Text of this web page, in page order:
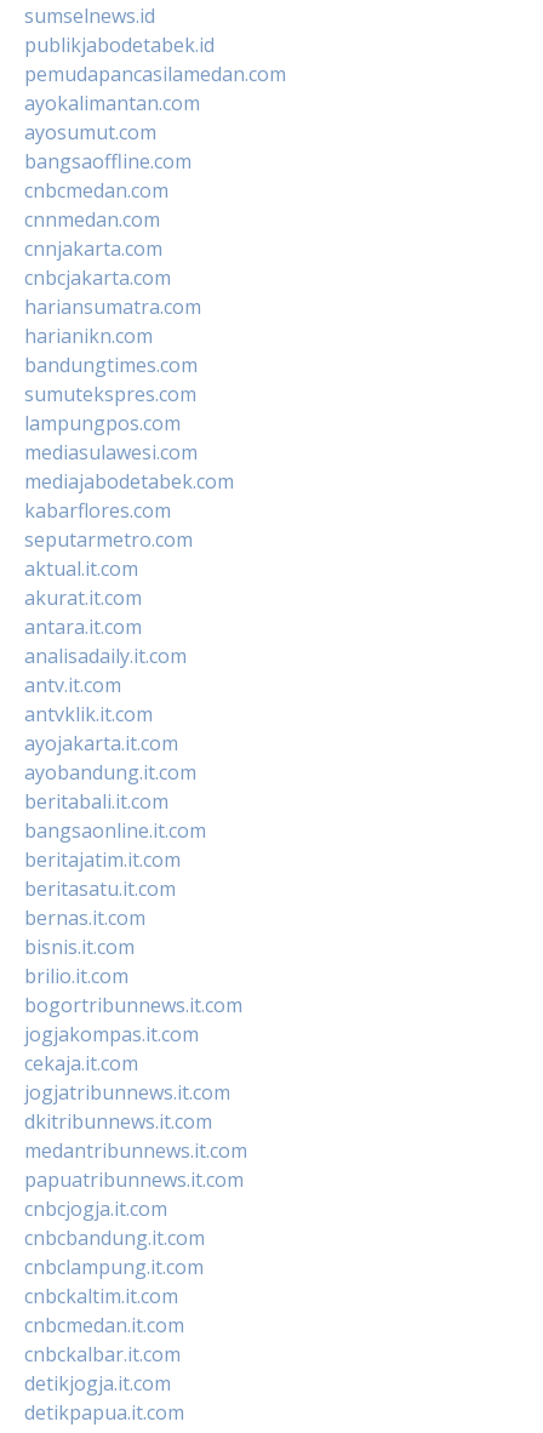
sumselnews.id
publikjabodetabek.id
pemudapancasilamedan.com
ayokalimantan.com
ayosumut.com
bangsaoffline.com
cnbcmedan.com
cnnmedan.com
cnnjakarta.com
cnbcjakarta.com
hariansumatra.com
harianikn.com
bandungtimes.com
sumutekspres.com
lampungpos.com
mediasulawesi.com
mediajabodetabek.com
kabarflores.com
seputarmetro.com
aktual.it.com
akurat.it.com
antara.it.com
analisadaily.it.com
antv.it.com
antvklik.it.com
ayojakarta.it.com
ayobandung.it.com
beritabali.it.com
bangsaonline.it.com
beritajatim.it.com
beritasatu.it.com
bernas.it.com
bisnis.it.com
brilio.it.com
bogortribunnews.it.com
jogjakompas.it.com
cekaja.it.com
jogjatribunnews.it.com
dkitribunnews.it.com
medantribunnews.it.com
papuatribunnews.it.com
cnbcjogja.it.com
cnbcbandung.it.com
cnbclampung.it.com
cnbckaltim.it.com
cnbcmedan.it.com
cnbckalbar.it.com
detikjogja.it.com
detikpapua.it.com